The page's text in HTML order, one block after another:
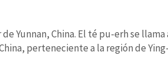
Yunnan, China. El té pu-erh se llama
perteneciente a la región de